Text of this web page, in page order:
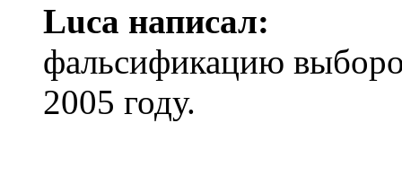
Luca написал:
фальсификацию
2005 году.